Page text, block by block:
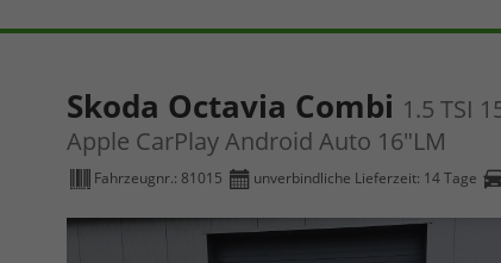
Skoda Octavia Combi 1.5 TSI
Apple CarPlay Android Auto 16"LM
Fahrzeugnr.: 81015 unverbindliche Lieferzeit: 14 Tage